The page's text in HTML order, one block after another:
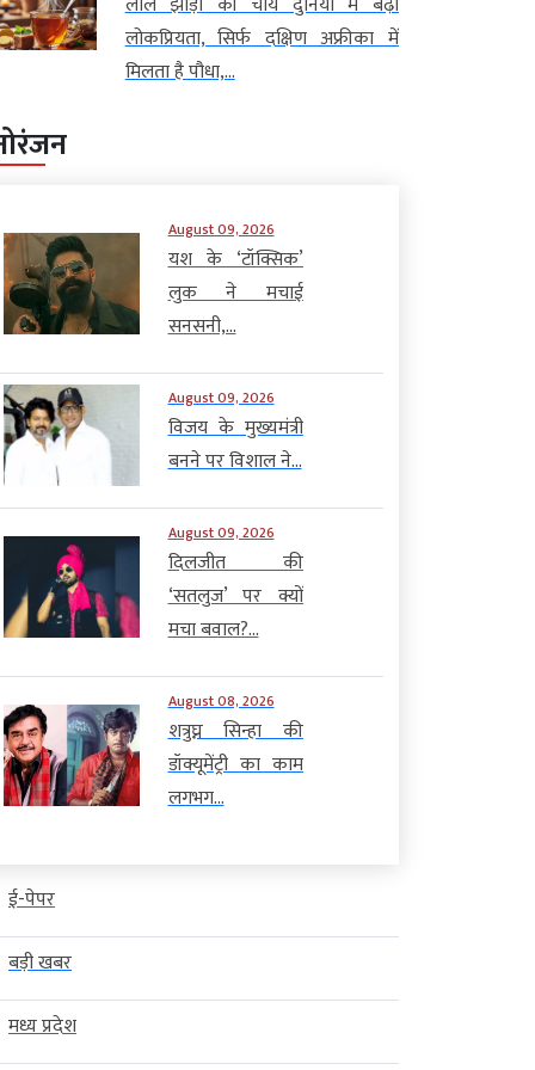
विदेश
लोकप्रियता, सिर्फ दक्षिण अफ्रीका में
मिलता है पौधा,...
August 09, 2026
यश के ‘टॉक्सिक’
लुक ने मचाई
सनसनी,...
August 09, 2026
विजय के मुख्यमंत्री
बनने पर विशाल ने...
August 09, 2026
दिलजीत की
‘सतलुज’ पर क्यों
मचा बवाल?...
August 08, 2026
शत्रुघ्न सिन्हा की
डॉक्यूमेंट्री का काम
लगभग...
ई-पेपर
बड़ी खबर
मध्य प्रदेश